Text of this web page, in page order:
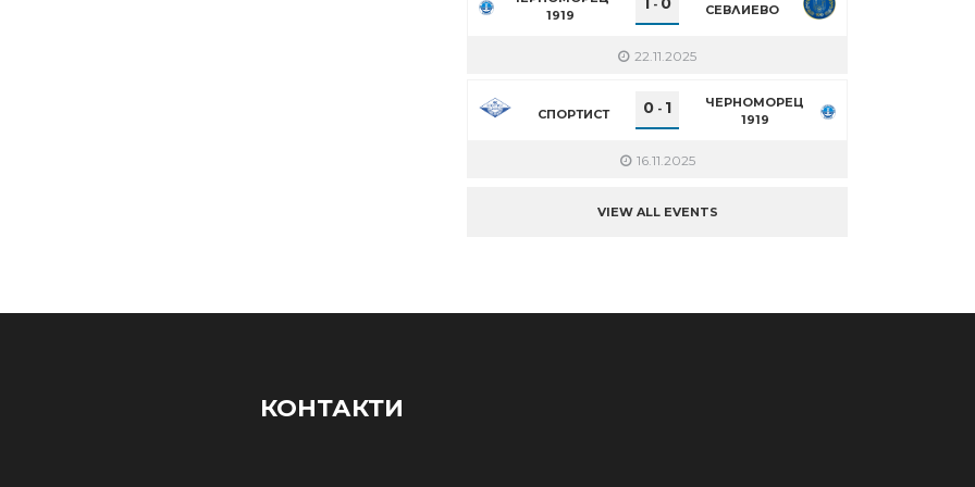
1919
- СЕВЛИЕВО
22.11.2025
СПОРТИСТ 0 - 1
ЧЕРНОМОРЕЦ
1919
16.11.2025
VIEW ALL EVENTS
КОНТАКТИ